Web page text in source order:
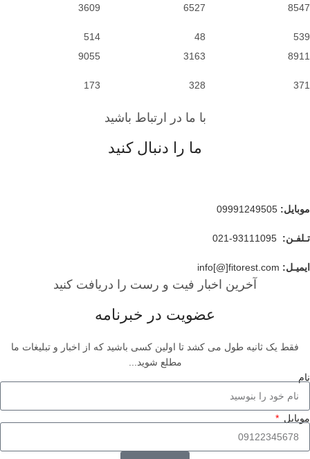
8547
539
6527
48
3609
514
8911
371
3163
328
9055
173
با ما در ارتباط باشید
ما را دنبال کنید
موبایل:
09991249505
تـلفـن: 93111095-021
ایمیـل:
آخرین اخبار فیت و رست را دریافت کنید
عضویت در خبرنامه
فقط یک ثانیه طول می کشد تا اولین کسی باشید که از اخبار و تبلیغات ما
مطلع شوید...
نام
موبایل